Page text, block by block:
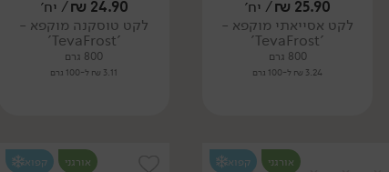
25.90
₪/ יח׳
לקט אסייאתי מוקפא -
'TevaFrost'
800 גרם
3.24 ₪ ל-100 גרם
24.90
₪/ יח׳
לקט טוסקנה מוקפא -
'TevaFrost'
800 גרם
3.11 ₪ ל-100 גרם
אורגני קפוא אורגני קפוא